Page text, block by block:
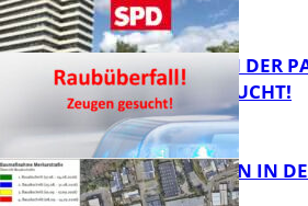
FB News
ÜBERFALL IN DER
EUGEN GESUCHT!
BAUARBEITEN IN